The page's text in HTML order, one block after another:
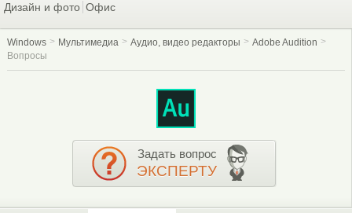
Дизайн и фото Офис
Windows Мультимедиа Аудио, видео редакторы
Adobe Audition
Вопросы
Задать вопрос
ЭКСПЕРТУ